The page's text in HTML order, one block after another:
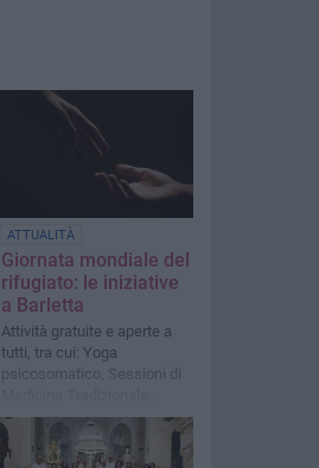
ATTUALITÀ
Giornata mondiale del
rifugiato: le iniziative
a Barletta
Attività gratuite e aperte a
tutti, tra cui: Yoga
psicosomatico, Sessioni di
Cinese (MTC) e bagni di
suono